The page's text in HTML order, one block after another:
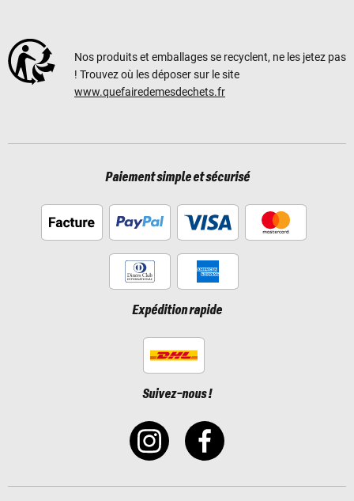
Nos produits et emballages se recyclent, ne les jetez pas
! Trouvez où les déposer sur le site
www.quefairedemesdechets.fr
Paiement simple et sécurisé
Expédition rapide
Suivez-nous !